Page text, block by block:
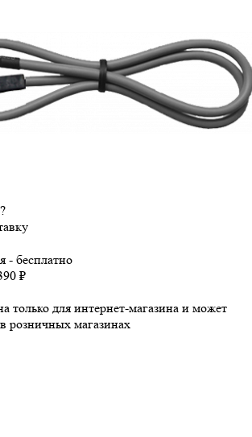
- бесплатно
₽
только для интернет-магазина и может
розничных магазинах